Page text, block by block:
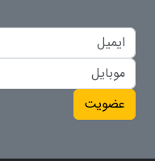
عضویت